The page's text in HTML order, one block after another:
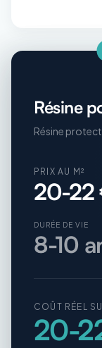
Résine
Résine
PRIX AU M²
20-22
DURÉE DE VIE
8-10
COÛT RÉEL
20-